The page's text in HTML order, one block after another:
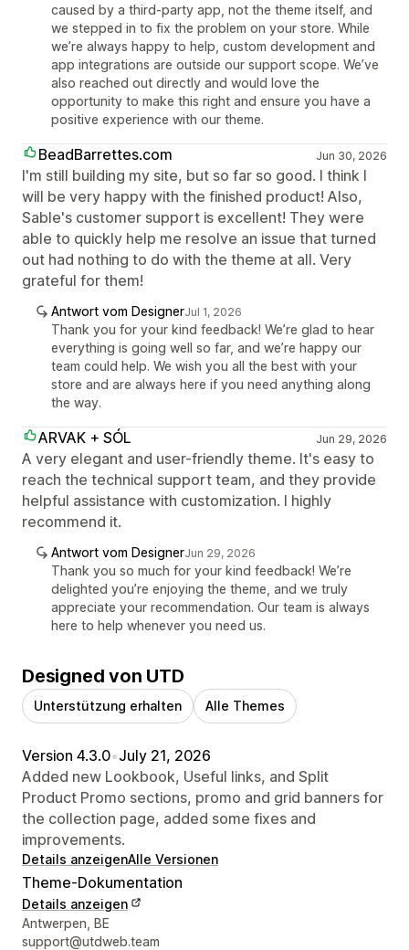
caused by a third-party app, not the theme itself, and
we stepped in to fix the problem on your store. While
we’re always happy to help, custom development and
app integrations are outside our support scope. We’ve
also reached out directly and would love the
opportunity to make this right and ensure you have a
positive experience with our theme.
BeadBarrettes.com Jun 30, 2026
I'm still building my site, but so far so good. I think I
will be very happy with the finished product! Also,
Sable's customer support is excellent! They were
able to quickly help me resolve an issue that turned
out had nothing to do with the theme at all. Very
grateful for them!
Antwort vom DesignerJul 1, 2026
Thank you for your kind feedback! We’re glad to hear
everything is going well so far, and we’re happy our
team could help. We wish you all the best with your
store and are always here if you need anything along
the way.
ARVAK + SÓL Jun 29, 2026
A very elegant and user-friendly theme. It's easy to
reach the technical support team, and they provide
helpful assistance with customization. I highly
recommend it.
Antwort vom DesignerJun 29, 2026
Thank you so much for your kind feedback! We’re
delighted you’re enjoying the theme, and we truly
appreciate your recommendation. Our team is always
here to help whenever you need us.
Designed von UTD
Unterstützung erhalten Alle Themes
Version 4.3.0•July 21, 2026
Added new Lookbook, Useful links, and Split
Product Promo sections, promo and grid banners for
the collection page, added some fixes and
improvements.
Details anzeigenAlle Versionen
Theme-Dokumentation
Details anzeigen
Designer-Kontaktdaten
Antwerpen, BE
support@utdweb.team